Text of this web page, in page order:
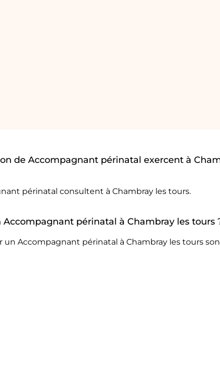
de Accompagnant périnatal exercent à
périnatal consultent à Chambray les tours.
périnatal à Chambray les tours
Accompagnant périnatal à Chambray les tours